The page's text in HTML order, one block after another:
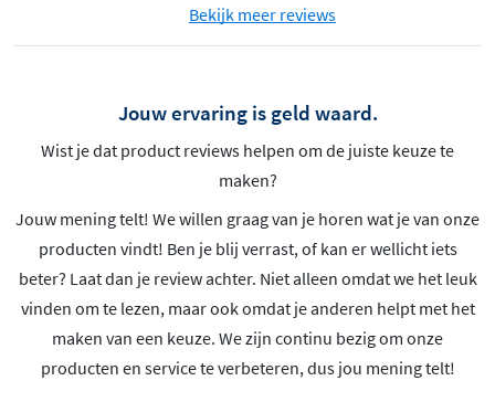
Bekijk meer reviews
Jouw ervaring is geld waard.
Wist je dat product reviews helpen om de juiste keuze te
maken?
Jouw mening telt! We willen graag van je horen wat je van onze
producten vindt! Ben je blij verrast, of kan er wellicht iets
beter? Laat dan je review achter. Niet alleen omdat we het leuk
vinden om te lezen, maar ook omdat je anderen helpt met het
maken van een keuze. We zijn continu bezig om onze
producten en service te verbeteren, dus jou mening telt!